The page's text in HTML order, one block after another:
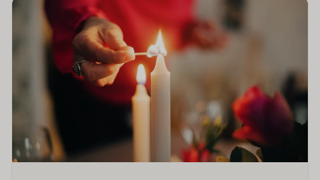
kuidas
suvila
talveks
ette
valmistada